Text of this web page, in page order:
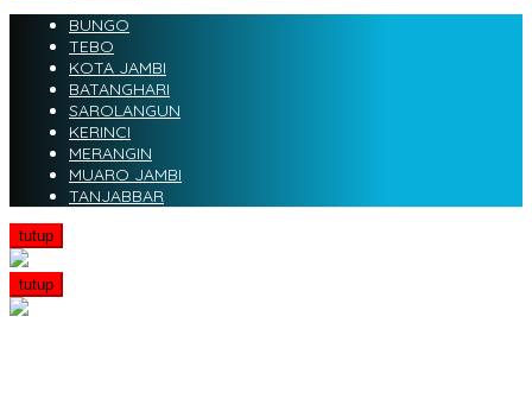
BUNGO
TEBO
KOTA JAMBI
BATANGHARI
SAROLANGUN
KERINCI
MERANGIN
MUARO JAMBI
TANJABBAR
tutup
tutup